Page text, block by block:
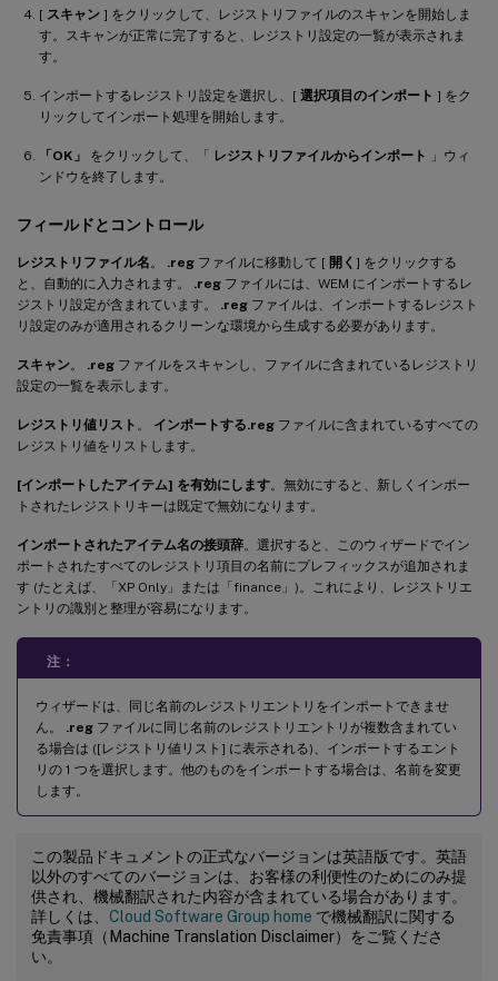
[ スキャン ] をクリックして、レジストリファイルのスキャンを開始しま
す。スキャンが正常に完了すると、レジストリ設定の一覧が表示されま
す。
インポートするレジストリ設定を選択し、[ 選択項目のインポート ] をク
リックしてインポート処理を開始します。
「OK」 をクリックして、「 レジストリファイルからインポート
」ウィ
ンドウを終了します。
フィールドとコントロール
レジストリファイル名 。 .reg ファイルに移動して [ 開く ] をクリックする
と、自動的に入力されます。 .reg ファイルには、WEM にインポートするレ
ジストリ設定が含まれています。 .reg ファイルは、インポートするレジスト
リ設定のみが適用されるクリーンな環境から生成する必要があります。
スキャン。 .reg ファイルをスキャンし、ファイルに含まれているレジストリ
設定の一覧を表示します。
レジストリ値リスト 。 インポートする.reg ファイルに含まれているすべての
レジストリ値をリストします。
[インポートしたアイテム] を有効にします。無効にすると、新しくインポー
トされたレジストリキーは既定で無効になります。
インポートされたアイテム名の接頭辞。選択すると、このウィザードでイン
ポートされたすべてのレジストリ項目の名前にプレフィックスが追加されま
す (たとえば、「XP Only」または「finance」)。これにより、レジストリエ
ントリの識別と整理が容易になります。
注：
ウィザードは、同じ名前のレジストリエントリをインポートできませ
ん。 .reg ファイルに同じ名前のレジストリエントリが複数含まれてい
る場合は ([レジストリ値リスト] に表示される)、インポートするエント
リの 1 つを選択します。他のものをインポートする場合は、名前を変更
します。
この製品ドキュメントの正式なバージョンは英語版です。英語
以外のすべてのバージョンは、お客様の利便性のためにのみ提
供され、機械翻訳された内容が含まれている場合があります。
詳しくは、 Cloud Software Group home で機械翻訳に関する
免責事項（Machine Translation Disclaimer）をご覧くださ
い。